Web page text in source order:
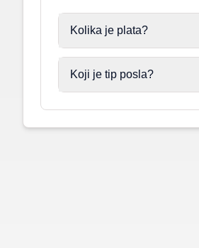
Kolika je plata?
Koji je tip posla?